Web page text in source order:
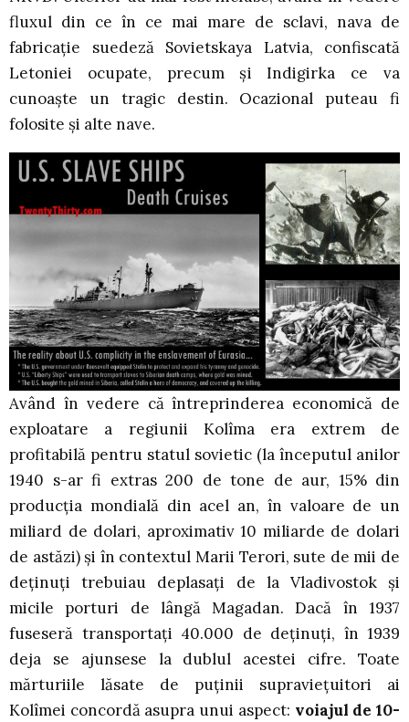
fluxul din ce în ce mai mare de sclavi, nava de
fabricaţie suedeză Sovietskaya Latvia, confiscată
Letoniei ocupate, precum şi Indigirka ce va
cunoaşte un tragic destin. Ocazional puteau fi
folosite şi alte nave.
Având în vedere că întreprinderea economică de
exploatare a regiunii Kolîma era extrem de
profitabilă pentru statul sovietic (la începutul anilor
1940 s-ar fi extras 200 de tone de aur, 15% din
producţia mondială din acel an, în valoare de un
miliard de dolari, aproximativ 10 miliarde de dolari
de astăzi) şi în contextul Marii Terori, sute de mii de
deţinuţi trebuiau deplasaţi de la Vladivostok şi
micile porturi de lângă Magadan. Dacă în 1937
fuseseră transportaţi 40.000 de deţinuţi, în 1939
deja se ajunsese la dublul acestei cifre. Toate
mărturiile lăsate de puţinii supravieţuitori ai
Kolîmei concordă asupra unui aspect: voiajul de 10-